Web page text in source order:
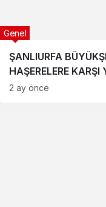
ŞANLIURFA
HAŞERELERE
Genel
2 ay önce